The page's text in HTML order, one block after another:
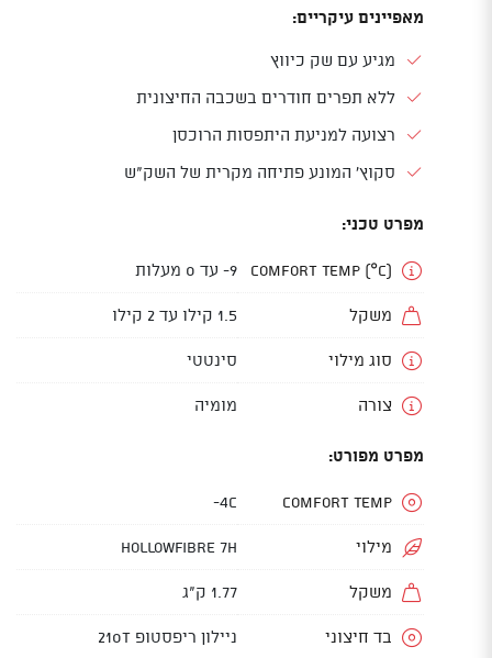
מאפיינים עיקריים:
מגיע עם שק כיווץ
ללא תפרים חודרים בשכבה החיצונית
רצועה למניעת היתפסות הרוכסן
סקוץ' המונע פתיחה מקרית של השק"ש
מפרט טכני:
Comfort Temp (°C) 9- עד 0 מעלות
משקל 1.5 קילו עד 2 קילו
סוג מילוי סינטטי
צורה מומיה
מפרט מפורט:
Comfort Temp
4C-
מילוי Hollowfibre 7H
משקל 1.77 ק"ג
בד חיצוני ניילון ריפסטופ 210T